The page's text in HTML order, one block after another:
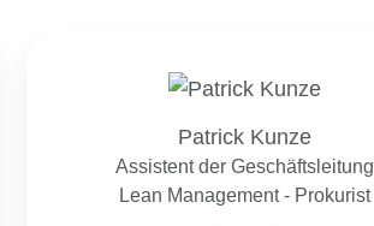
Patrick Kunze
Assistent der Geschäftsleitung
Lean Management - Prokurist